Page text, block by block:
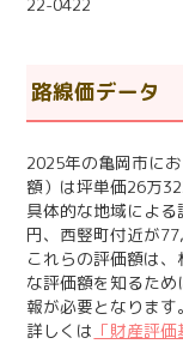
路線価データ
2025年の亀岡市に
額）は坪単価26万
具体的な地域によ
円、西竪町付近が
これらの評価額は
な評価額を知るた
報が必要となります。
詳しくは 「財産評